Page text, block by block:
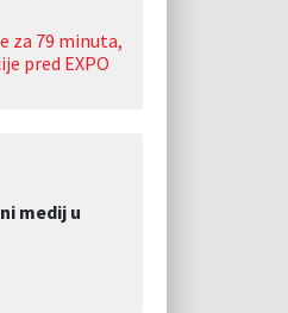
za 79 minuta,
pred EXPO
medij u